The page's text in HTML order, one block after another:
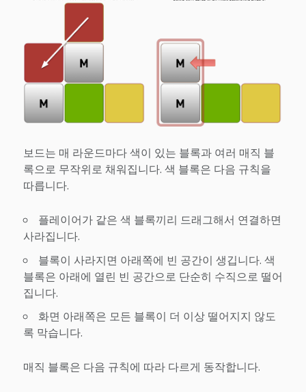
보드는 매 라운드마다 색이 있는 블록과 여러 매직 블
록으로 무작위로 채워집니다. 색 블록은 다음 규칙을
따릅니다.
플레이어가 같은 색 블록끼리 드래그해서 연결하면
사라집니다.
블록이 사라지면 아래쪽에 빈 공간이 생깁니다. 색
블록은 아래에 열린 빈 공간으로 단순히 수직으로 떨어
집니다.
화면 아래쪽은 모든 블록이 더 이상 떨어지지 않도
록 막습니다.
매직 블록은 다음 규칙에 따라 다르게 동작합니다.